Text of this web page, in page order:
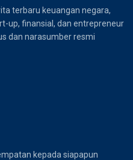
terbaru keuangan negara,
up, finansial, dan entrepreneur
dan narasumber resmi
kepada siapapun